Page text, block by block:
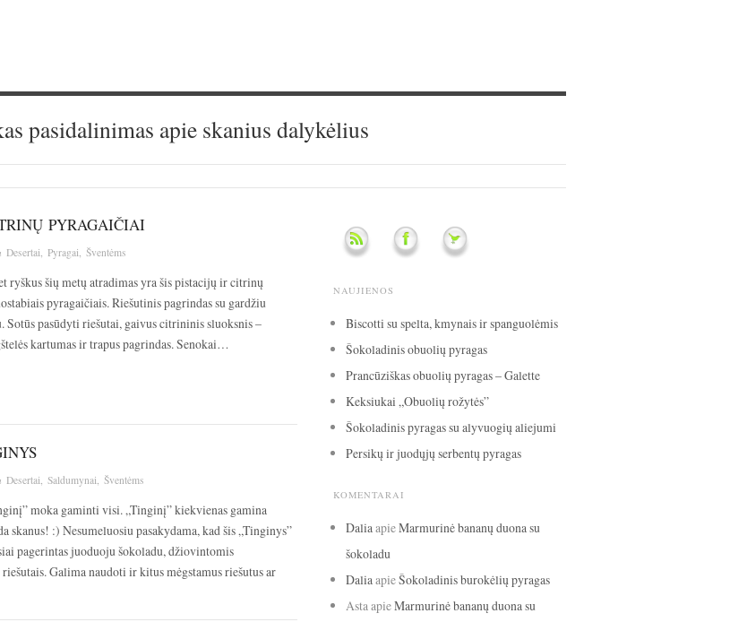
pasidalinimas apie skanius dalykėlius
PYRAGAIČIAI
Desertai, Pyragai, Šventėms
ryškus šių metų atradimas yra šis pistacijų ir citrinų
pyragaičiais. Riešutinis pagrindas su gardžiu
pasūdyti riešutai, gaivus citrininis sluoksnis –
kartumas ir trapus pagrindas. Senokai…
Desertai, Saldumynai, Šventėms
moka gaminti visi. „Tinginį” kiekvienas gamina
skanus! :) Nesumeluosiu pasakydama, kad šis „Tinginys”
pagerintas juoduoju šokoladu, džiovintomis
Galima naudoti ir kitus mėgstamus riešutus ar
NAUJIENOS
Biscotti su spelta, kmynais ir spanguolėmis
Šokoladinis obuolių pyragas
Prancūziškas obuolių pyragas – Galette
Keksiukai „Obuolių rožytės”
Šokoladinis pyragas su alyvuogių aliejumi
Persikų ir juodųjų serbentų pyragas
KOMENTARAI
DaliaapieMarmurinė bananų duona su
šokoladu
DaliaapieŠokoladinis burokėlių pyragas
AstaapieMarmurinė bananų duona su